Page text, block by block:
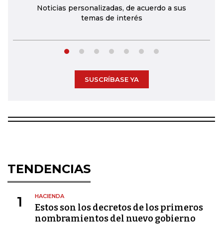
Noticias personalizadas, de acuerdo a sus
temas de interés
SUSCRÍBASE YA
TENDENCIAS
1 HACIENDA
Estos son los decretos de los primeros
nombramientos del nuevo gobierno